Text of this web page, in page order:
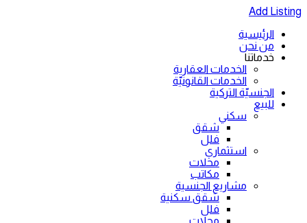
Add Listing
الرئيسية
من نحن
خدماتنا
الخدمات العقارية
الخدمات القانونيّة
الجنسيّة التركية
للبيع
سكني
شقق
فلل
استثماري
محلات
مكاتب
مشاريع الجنسية
شقق سكنية
فلل
محلات